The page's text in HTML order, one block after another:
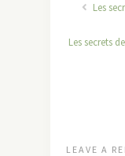
Les
Les secrets
LEAVE A